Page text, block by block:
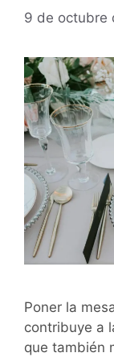
9 de octubre
Poner la
contribuye a
que también